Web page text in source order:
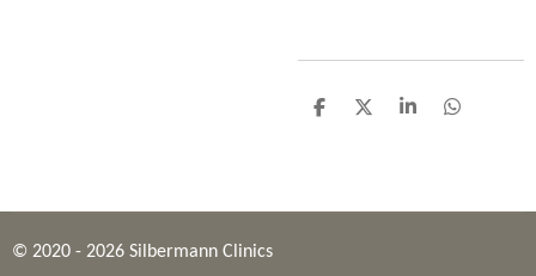
D
D
S
D
© 2020 - 2026 Silbermann Clinics